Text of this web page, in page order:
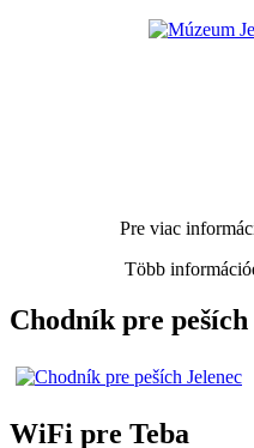
Pre viac
Több
Chodník pre peších
WiFi pre Teba